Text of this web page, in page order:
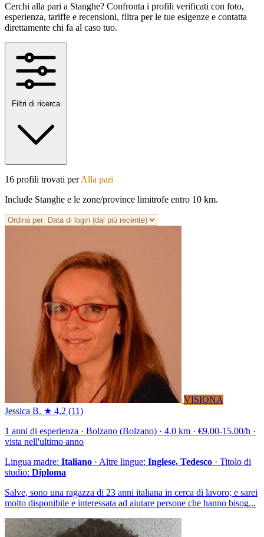
Cerchi alla pari a Stanghe? Confronta i profili verificati con foto,
esperienza, tariffe e recensioni, filtra per le tue esigenze e contatta
direttamente chi fa al caso tuo.
Filtri di ricerca
16 profili trovati perAlla pari
Include Stanghe e le zone/province limitrofe entro 10 km.
VISIONA
Jessica B. ★ 4,2 (11)
1 anni di esperienza · Bolzano (Bolzano) · 4.0 km · €9.00-15.00/h ·
vista nell'ultimo anno
Lingua madre: Italiano · Altre lingue: Inglese, Tedesco · Titolo di
studio: Diploma
Salve, sono una ragazza di 23 anni italiana in cerca di lavoro; e sarei
molto disponibile e interessata ad aiutare persone che hanno bisog...